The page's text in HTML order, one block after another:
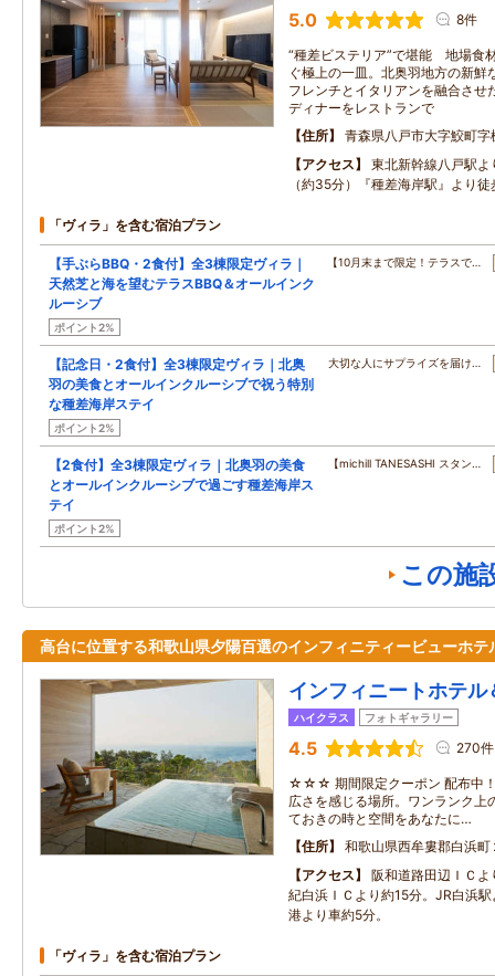
5.0 8件
“種差ビステリア”で堪能 地場食
ぐ極上の一皿。北奥羽地方の新鮮
フレンチとイタリアンを融合させ
ディナーをレストランで
住所
青森県八戸市大字鮫町字
アクセス
東北新幹線八戸駅
（約35分）『種差海岸駅』より
「ヴィラ」を含む宿泊プラン
【手ぶらBBQ・2食付】全3棟限定ヴィラ｜
天然芝と海を望むテラスBBQ＆オールインク
ルーシブ
ポイント2%
【10月末まで限定！テラスで…
【記念日・2食付】全3棟限定ヴィラ｜北奥
羽の美食とオールインクルーシブで祝う特別
な種差海岸ステイ
ポイント2%
大切な人にサプライズを届け…
【2食付】全3棟限定ヴィラ｜北奥羽の美食
とオールインクルーシブで過ごす種差海岸ス
テイ
ポイント2%
【michill TANESASHI スタン…
この施
高台に位置する和歌山県夕陽百選のインフィニティービューホテ
インフィニートホテル
ハイクラス フォトギャラリー
4.5 270件
☆☆☆ 期間限定クーポン 配布中
広さを感じる場所。ワンランク上
ておきの時と空間をあなたに…
住所
和歌山県西牟婁郡白浜町
アクセス
阪和道路田辺ＩＣ
紀白浜ＩＣより約15分。JR白浜
港より車約5分。
「ヴィラ」を含む宿泊プラン